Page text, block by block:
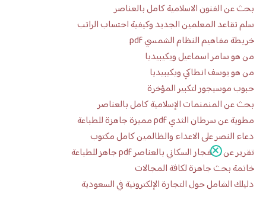
بحث عن الفنون الاسلامية كامل بالعناصر
سلم تقاعد المعلمين الجديد وكيفية احتساب الراتب
خريطة مفاهيم النظام الشمسي pdf
من هو سامر اسماعيل ويكيبيديا
من هو يوسف انطاكي ويكيبيديا
حبوب موسيجور لتكبير المؤخرة
بحث عن المنمنمات الإسلامية كامل بالعناصر
مطوية عن سرطان الثدي pdf مميزة جاهزة للطباعة
دعاء النصر على الاعداء والظالمين كامل مكتوب
تقرير عن الانفجار السكاني بالعناصر pdf جاهز للطباعة
خاتمة بحث جاهزة لكافة المجالات
دليلك الشامل حول التجارة الإلكترونية في السعودية